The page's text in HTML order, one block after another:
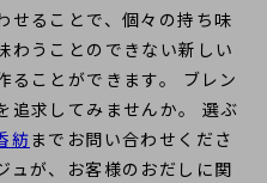
せることで、個々の持ち味
わうことのできない新しい
ることができます。 ブレン
追求してみませんか。 選ぶ
紡までお問い合わせくださ
ュが、お客様のおだしに関